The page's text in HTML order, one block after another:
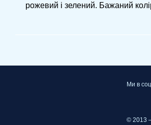
рожевий і зелений. Бажаний
Ми в
© 2013